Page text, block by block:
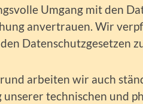
Umgang mit den
anvertrauen. Wir
Datenschutzgesetzen
arbeiten wir auch
unserer technischen und